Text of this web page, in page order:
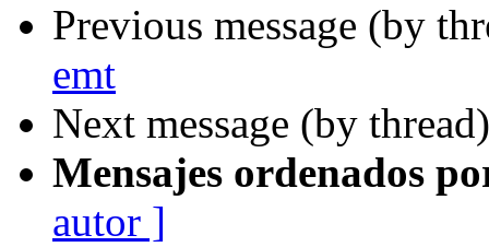
Previous message (by
emt
Next message (by
Mensajes ordenados
autor ]